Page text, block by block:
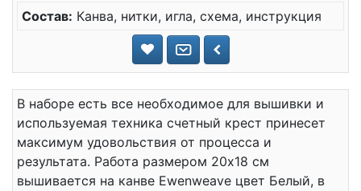
Состав: Канва, нитки, игла, схема, инструкция
В наборе есть все необходимое для вышивки и
используемая техника счетный крест принесет
максимум удовольствия от процесса и
результата. Работа размером 20x18 см
вышивается на канве Ewenweave цвет Белый, в